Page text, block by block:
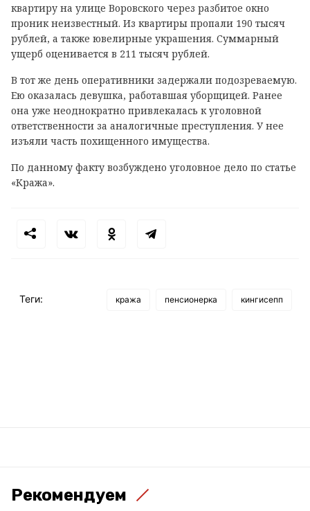
квартиру на улице Воровского через разбитое окно
проник неизвестный. Из квартиры пропали 190 тысяч
рублей, а также ювелирные украшения. Суммарный
ущерб оценивается в 211 тысяч рублей.
В тот же день оперативники задержали подозреваемую.
Ею оказалась девушка, работавшая уборщицей. Ранее
она уже неоднократно привлекалась к уголовной
ответственности за аналогичные преступления. У нее
изъяли часть похищенного имущества.
По данному факту возбуждено уголовное дело по статье
«Кража».
Теги: кража пенсионерка кингисепп
Рекомендуем